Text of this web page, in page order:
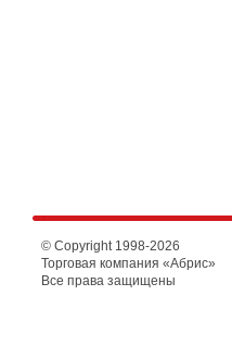
© Copyright 1998-2026
Торговая компания «Абрис»
Все права защищены